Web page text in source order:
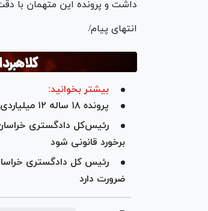
داشت و پرونده این متهمان با
انتهای پیام/
بیشتر بخوانید:
پرونده ۱۸ ساله ۱۲ میلیاردی در خوسف به صلح و سازش ختم شد
رئیس‌کل دادگستری
برخورد قانونی شود
رئیس کل دادگستری
ضرورت دارد